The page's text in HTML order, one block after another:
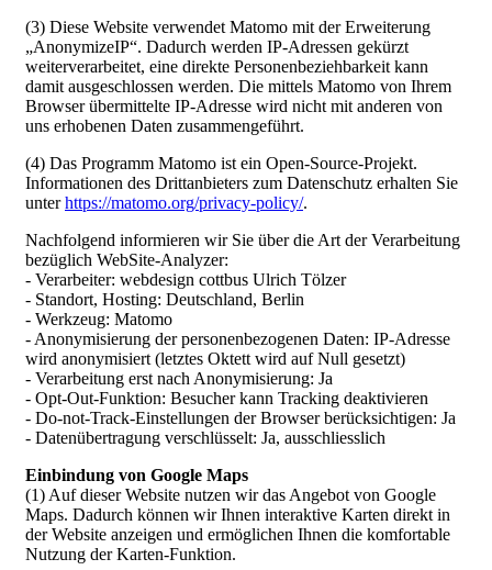
(3) Diese Website verwendet Matomo mit der Erweiterung
„AnonymizeIP“. Dadurch werden IP-Adressen gekürzt
weiterverarbeitet, eine direkte Personenbeziehbarkeit kann
damit ausgeschlossen werden. Die mittels Matomo von Ihrem
Browser übermittelte IP-Adresse wird nicht mit anderen von
uns erhobenen Daten zusammengeführt.
(4) Das Programm Matomo ist ein Open-Source-Projekt.
Informationen des Drittanbieters zum Datenschutz erhalten Sie
unterhttps://matomo.org/privacy-policy/.
Nachfolgend informieren wir Sie über die Art der Verarbeitung
bezüglich WebSite-Analyzer:
- Verarbeiter: webdesign cottbus Ulrich Tölzer
- Standort, Hosting: Deutschland, Berlin
- Werkzeug: Matomo
- Anonymisierung der personenbezogenen Daten: IP-Adresse
wird anonymisiert (letztes Oktett wird auf Null gesetzt)
- Verarbeitung erst nach Anonymisierung: Ja
- Opt-Out-Funktion: Besucher kann Tracking deaktivieren
- Do-not-Track-Einstellungen der Browser berücksichtigen: Ja
- Datenübertragung verschlüsselt: Ja, ausschliesslich
Einbindung von Google Maps
(1) Auf dieser Website nutzen wir das Angebot von Google
Maps. Dadurch können wir Ihnen interaktive Karten direkt in
der Website anzeigen und ermöglichen Ihnen die komfortable
Nutzung der Karten-Funktion.